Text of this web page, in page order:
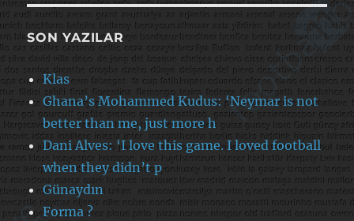
SON YAZILAR
Klas
Ghana’s Mohammed Kudus: ‘Neymar is not
better than me, just more h
Dani Alves: ‘I love this game. I loved football
when they didn’t p
Günaydın
Forma ?